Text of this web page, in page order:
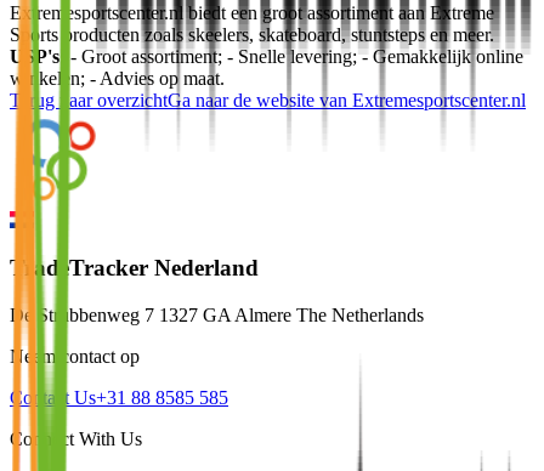
Extremesportscenter.nl biedt een groot assortiment aan Extreme
Sports producten zoals skeelers, skateboard, stuntsteps en meer.
USP's: - Groot assortiment; - Snelle levering; - Gemakkelijk online
winkelen; - Advies op maat.
Terug naar overzichtGa naar de website van Extremesportscenter.nl
TradeTracker Nederland
De Strubbenweg 7 1327 GA Almere The Netherlands
Neem contact op
Contact Us+31 88 8585 585
Connect With Us